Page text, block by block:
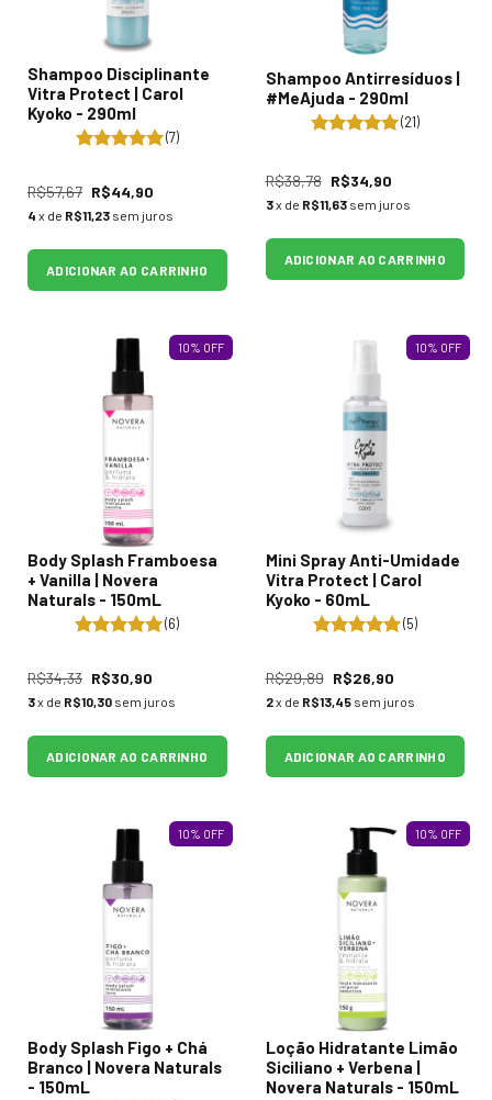
Shampoo Disciplinante
Vitra Protect | Carol
Kyoko - 290ml
(7)
R$57,67 R$44,90
4 x de R$11,23 sem juros
ADICIONAR AO CARRINHO
Shampoo Antirresíduos |
#MeAjuda - 290ml
(21)
R$38,78 R$34,90
3x de R$11,63 sem juros
ADICIONAR AO CARRINHO
10% OFF
Body Splash Framboesa
+ Vanilla | Novera
Naturals - 150mL
(6)
R$34,33 R$30,90
3x de R$10,30 sem juros
ADICIONAR AO CARRINHO
10% OFF
Mini Spray Anti-Umidade
Vitra Protect | Carol
Kyoko - 60mL
(5)
R$29,89 R$26,90
2x de R$13,45 sem juros
ADICIONAR AO CARRINHO
10% OFF
Body Splash Figo + Chá
Branco | Novera Naturals
- 150mL
10% OFF
Loção Hidratante Limão
Siciliano + Verbena |
Novera Naturals - 150mL